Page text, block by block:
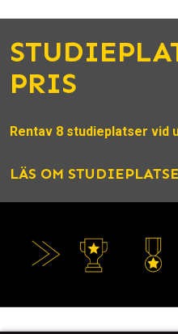
PRIS
Rentav 8 studieplatser vid
LÄS OM